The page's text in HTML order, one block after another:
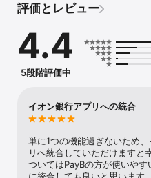
・お客さま情報はセンターサー
■ご利用対象
イオン銀行総合口座をお持ちの
■ご利用時間
・毎月第2月曜日2：00～7：00
イオン銀行コールセンター
電話番号　0120-13-1089
※営業日時についてはホームペ
い。
評価とレビュー
4.4
5段階評価中
イオン銀行アプリへの統合
単に1つの機能過ぎないため
リへ統合していただけますと
ついてはPayBの方が使いやす
に統合しても良いと思います。